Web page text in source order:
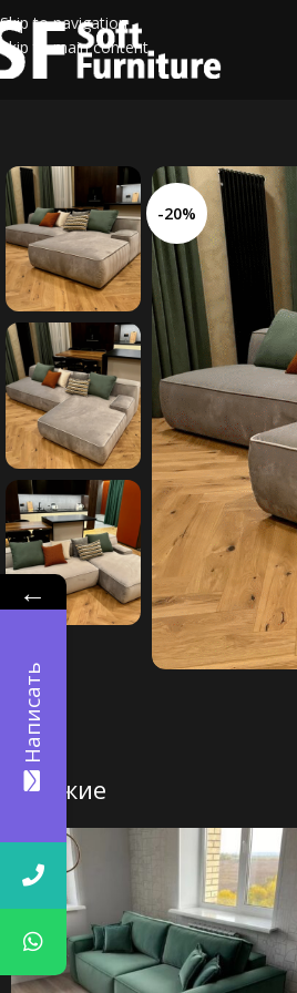
Skip to navigation
Skip to main content
-20%
Похожие
←
Написать